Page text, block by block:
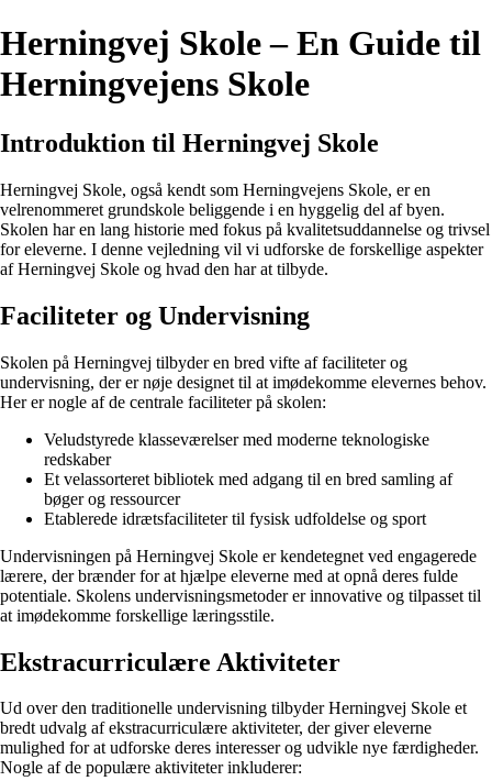
Herningvej Skole – En Guide til
Herningvejens Skole
Introduktion til Herningvej Skole
Herningvej Skole, også kendt som Herningvejens Skole, er en
velrenommeret grundskole beliggende i en hyggelig del af byen.
Skolen har en lang historie med fokus på kvalitetsuddannelse og trivsel
for eleverne. I denne vejledning vil vi udforske de forskellige aspekter
af Herningvej Skole og hvad den har at tilbyde.
Faciliteter og Undervisning
Skolen på Herningvej tilbyder en bred vifte af faciliteter og
undervisning, der er nøje designet til at imødekomme elevernes behov.
Her er nogle af de centrale faciliteter på skolen:
Veludstyrede klasseværelser med moderne teknologiske
redskaber
Et velassorteret bibliotek med adgang til en bred samling af
bøger og ressourcer
Etablerede idrætsfaciliteter til fysisk udfoldelse og sport
Undervisningen på Herningvej Skole er kendetegnet ved engagerede
lærere, der brænder for at hjælpe eleverne med at opnå deres fulde
potentiale. Skolens undervisningsmetoder er innovative og tilpasset til
at imødekomme forskellige læringsstile.
Ekstracurriculære Aktiviteter
Ud over den traditionelle undervisning tilbyder Herningvej Skole et
bredt udvalg af ekstracurriculære aktiviteter, der giver eleverne
mulighed for at udforske deres interesser og udvikle nye færdigheder.
Nogle af de populære aktiviteter inkluderer: